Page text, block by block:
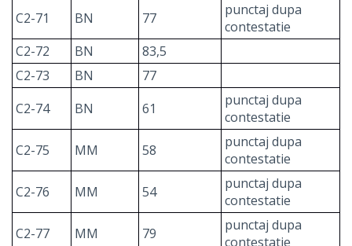
C2-71
BN 77
punctaj dupa
contestatie
C2-72
BN
83,5
C2-73
BN
77
C2-74
BN 61
punctaj dupa
contestatie
C2-75
MM 58
punctaj dupa
contestatie
C2-76
MM 54
punctaj dupa
contestatie
C2-77
MM 79
punctaj dupa
contestatie